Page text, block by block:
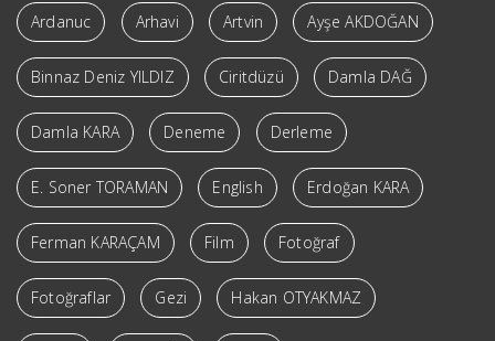
Ardanuc Arhavi Artvin Ayşe AKDOĞAN
Binnaz Deniz YILDIZ Ciritdüzü Damla DAĞ
Damla KARA Deneme Derleme
E. Soner TORAMAN English Erdoğan KARA
Ferman KARAÇAM Film Fotoğraf
Fotoğraflar Gezi Hakan OTYAKMAZ